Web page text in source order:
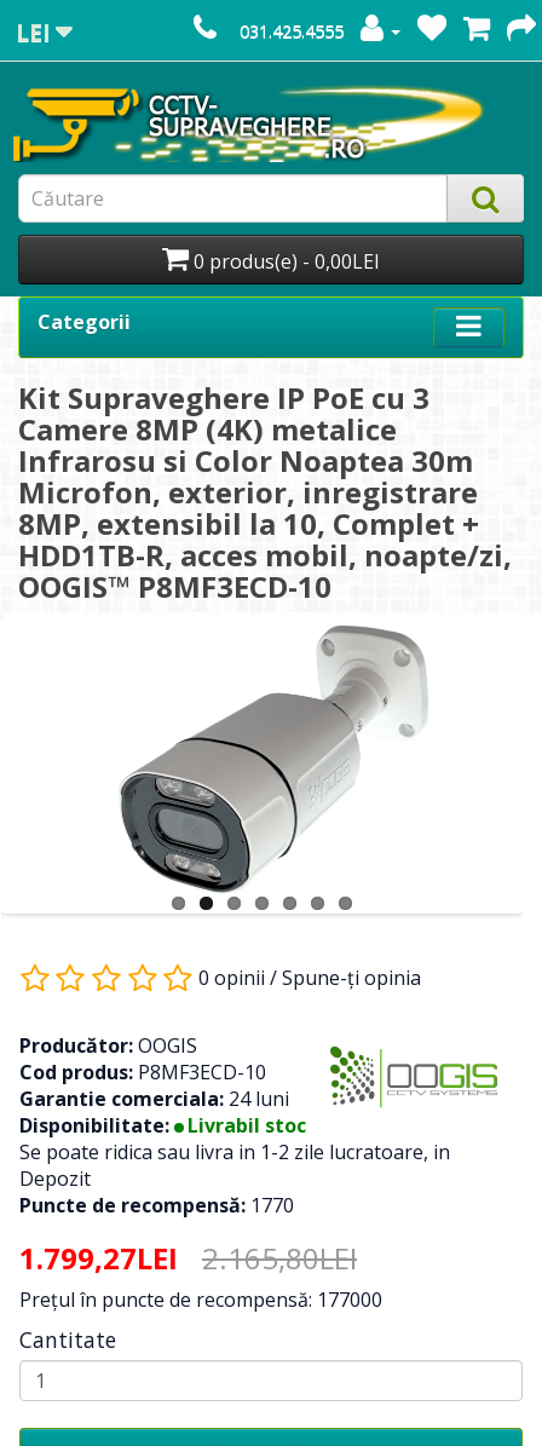
LEI 031.425.4555
0 produs(e) - 0,00LEI
Categorii
Kit Supraveghere IP PoE cu 3
Camere 8MP (4K) metalice
Infrarosu si Color Noaptea 30m
Microfon, exterior, inregistrare
8MP, extensibil la 10, Complet +
HDD1TB-R, acces mobil, noapte/zi,
OOGIS™ P8MF3ECD-10
0 opinii /Spune-ţi opinia
Producător:OOGIS
Cod produs: P8MF3ECD-10
Garantie comerciala: 24 luni
Disponibilitate:
Livrabil stoc
Se poate ridica sau livra in 1-2 zile lucratoare, in
Depozit
Puncte de recompensă: 1770
1.799,27LEI 2.165,80LEI
Preţul în puncte de recompensă: 177000
Cantitate